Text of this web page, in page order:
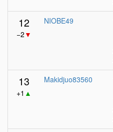
12
−2 ▼
NIOBE49
13
+1 ▲
Makidjuo83560